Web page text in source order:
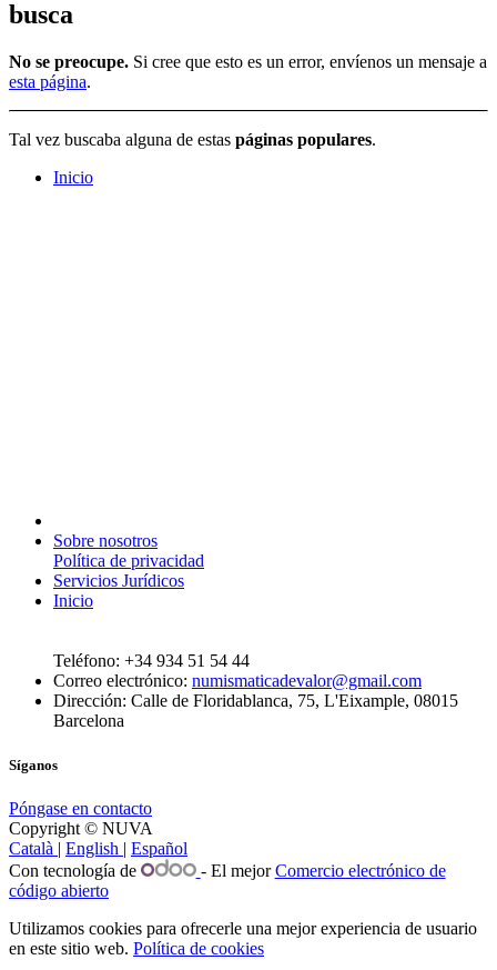
busca
No se preocupe. Si cree que esto es un error, envíenos un mensaje a
esta página.
Tal vez buscaba alguna de estas páginas populares.
Inicio
Sobre nosotros
Política de privacidad
Servicios Jurídicos
Inicio
Teléfono: +34 934 51 54 44
Correo electrónico: numismaticadevalor@gmail.com
Dirección: Calle de Floridablanca, 75, L'Eixample, 08015
Barcelona
Síganos
Póngase en contacto
Copyright © NUVA
Català | English | Español
Con tecnología de
- El mejorComercio electrónico de
código abierto
Utilizamos cookies para ofrecerle una mejor experiencia de usuario
en este sitio web. Política de cookies